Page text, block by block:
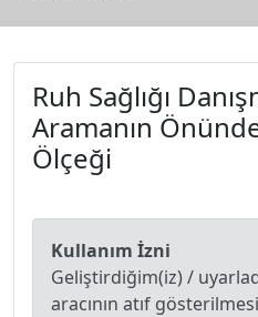
Ruh Sağlığı
Aramanın
Ölçeği
Kullanım İzni
Geliştirdiğim(iz) /
aracının atıf